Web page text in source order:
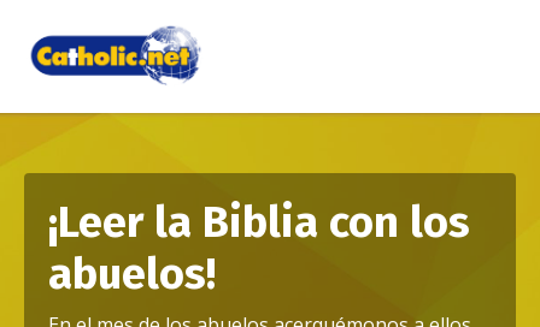
¡Leer la Biblia con los
abuelos!